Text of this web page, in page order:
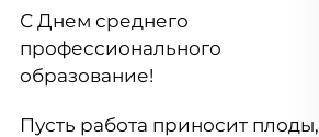
С Днем среднего
профессионального
образование!
Пусть работа приносит плоды,